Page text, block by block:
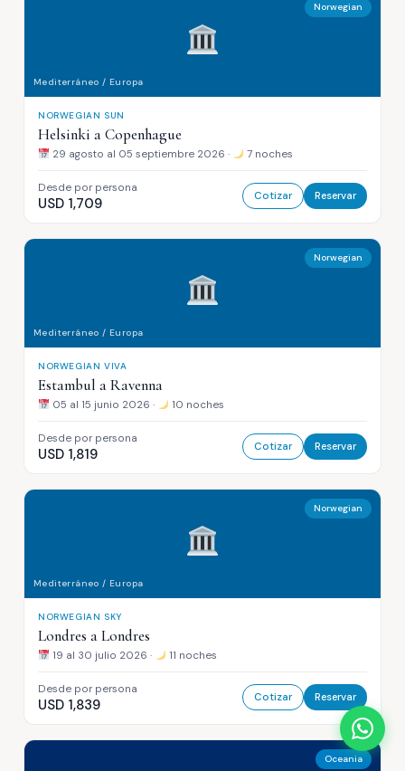
Mediterráneo / Europa
Norwegian
NORWEGIAN SUN
Helsinki a Copenhague
29 agosto al 05 septiembre 2026 · 7 noches
Desde por persona
USD 1,709 Cotizar Reservar
Mediterráneo / Europa
Norwegian
NORWEGIAN VIVA
Estambul a Ravenna
05 al 15 junio 2026 · 10 noches
Desde por persona
USD 1,819 Cotizar Reservar
Mediterráneo / Europa
Norwegian
NORWEGIAN SKY
Londres a Londres
19 al 30 julio 2026 · 11 noches
Desde por persona
USD 1,839 Cotizar Reservar
Oceania